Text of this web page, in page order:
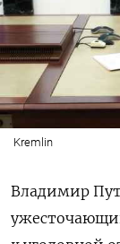
Kremlin
Владимир